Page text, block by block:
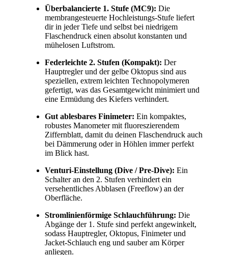
Überbalancierte 1. Stufe (MC9): Die
membrangesteuerte Hochleistungs-Stufe liefert
dir in jeder Tiefe und selbst bei niedrigem
Flaschendruck einen absolut konstanten und
mühelosen Luftstrom.
Federleichte 2. Stufen (Kompakt): Der
Hauptregler und der gelbe Oktopus sind aus
speziellen, extrem leichten Technopolymeren
gefertigt, was das Gesamtgewicht minimiert und
eine Ermüdung des Kiefers verhindert.
Gut ablesbares Finimeter: Ein kompaktes,
robustes Manometer mit fluoreszierendem
Ziffernblatt, damit du deinen Flaschendruck auch
bei Dämmerung oder in Höhlen immer perfekt
im Blick hast.
Venturi-Einstellung (Dive / Pre-Dive): Ein
Schalter an den 2. Stufen verhindert ein
versehentliches Abblasen (Freeflow) an der
Oberfläche.
Stromlinienförmige Schlauchführung: Die
Abgänge der 1. Stufe sind perfekt angewinkelt,
sodass Hauptregler, Oktopus, Finimeter und
Jacket-Schlauch eng und sauber am Körper
anliegen.